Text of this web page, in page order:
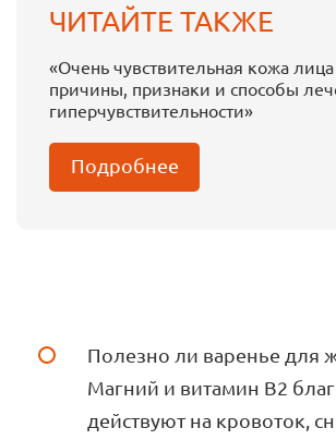
ЧИТАЙТЕ ТАКЖЕ
«Очень чувствительная кожа
причины, признаки и способы
гиперчувствительности»
Подробнее
Полезно ли варенье для
Магний и витамин В2
действуют на кровоток,